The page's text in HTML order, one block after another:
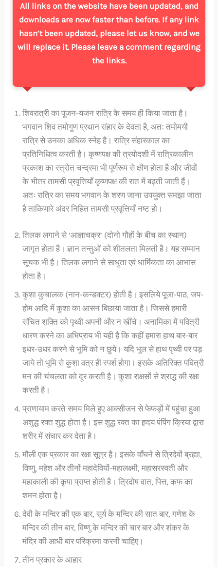
All links on the website have been updated, and
downloads are now faster than before. If any link
hasn’t been updated, please let us know, and we
will replace it. Please leave a comment regarding
the links.
शिवरात्री का पूजन-यजन रात्रि के समय ही किया जाता है।
भगवान शिव तमोगुण प्रथान संहार के देवता है, अतः तमोमयी
रात्रि से उनका अधिक स्नेह है। रात्रि संहारकाल का
प्रतिनिधित्व करती है। कृष्णपक्ष की त्रयोदशी में रात्रिकालीन
प्रकाश का स्त्रोत चन्द्रमा भी पूर्णरूप से क्षीण होता है और जीवों
के भीतर तामसी प्रवृत्तियाँ कृष्णपक्ष की रात में बढ़ती जाती हैं।
अतः रात्रि का समय भगवान के शरण जाना उपयुक्त समझा जाता
है ताकिणारे अंदर निहित तामसी प्रवृत्तियाँ नष्ट हो।
तिलक लगाने से ‘आज्ञाचक्र’ (दोनो गौहों के बीच का स्थान)
जागृत होता है। ज्ञान तन्तुओं को शीतलता मिलती है। यह सम्मान
सूचक भी है। तिलक लगाने से साधुता एवं धार्मिकता का आभास
होता है।
कुशा कुचालक (नान-कन्डक्टर) होती है। इसलिये पूजा-पाठ, जप-
होम आदि में कुशा का आसन बिछाया जाता है। जिससे हमारी
संचित शक्ति को पृथ्वी अपनी और न खींचे। अनामिका में पवित्री
धारण करने का अभिप्राय भी यही है कि कहीं हमारा हाथ बार-बार
इधर-उधर करने से भूमि को न छुये। यदि भूल से हाथ पृथ्वी पर पड़
जाये तो भूमि से कुशा वत्र ही स्पर्श होगा। इसके अतिरिक्त पवित्री
मन की चंचलता को दूर करती है। कुशा राक्षसों से श्राद्ध की रक्षा
करती है।
प्राणायाम करते समय मिले हुए आक्सीजन से फेफड़ों में पहुंचा हुआ
अशुद्ध रक्त शुद्ध होता है। इस शुद्ध रक्त का हृदय पंपिंग क्रिया द्वारा
शरीर में संचार कर देता है।
मौली एक प्रकार का रक्षा सूत्र है। इसके वाँघने से त्रिदेवों ब्र‌ह्मा,
विष्णु, महेश और तीनों महादेवियों-महालक्ष्मी, महासरस्वती और
महाकाली की कृपा प्राप्त होती है। त्रिदोष वात, पित्त, कफ का
शमन होता है।
देवी के मन्दिर की एक बार, सूर्य के मन्दिर की सात बार, गणेश के
मन्दिर की तीन बार, विष्णु के मन्दिर की चार बार और शंकर के
मंदिर की आधी बार परिक्रमा करनी चाहिए।
तीन प्रकार के आहार